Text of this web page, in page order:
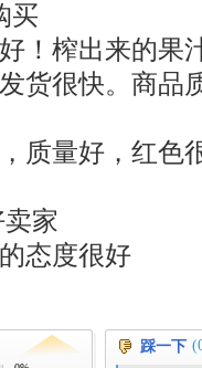
买
！榨出来的果
货很快。商品
质量好，红色
家
态度很好
踩一下